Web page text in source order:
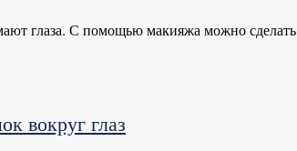
глаза. С помощью макияжа можно сделать
вокруг глаз